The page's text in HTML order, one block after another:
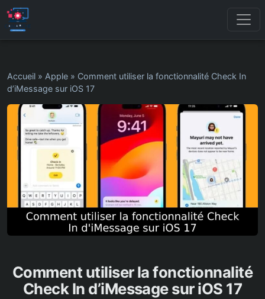
Accueil » Apple » Comment utiliser la fonctionnalité Check In
d’iMessage sur iOS 17
Comment utiliser la fonctionnalité
Check In d’iMessage sur iOS 17